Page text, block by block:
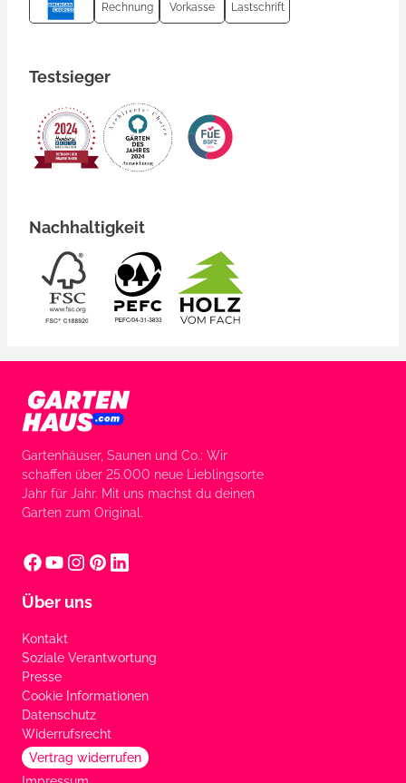
Rechnung Vorkasse Lastschrift
Testsieger
Nachhaltigkeit
Gartenhäuser, Saunen und Co.: Wir
schaffen über 25.000 neue Lieblingsorte
Jahr für Jahr. Mit uns machst du deinen
Garten zum Original.
Über uns
Kontakt
Soziale Verantwortung
Presse
Cookie Informationen
Datenschutz
Widerrufsrecht
Vertrag widerrufen